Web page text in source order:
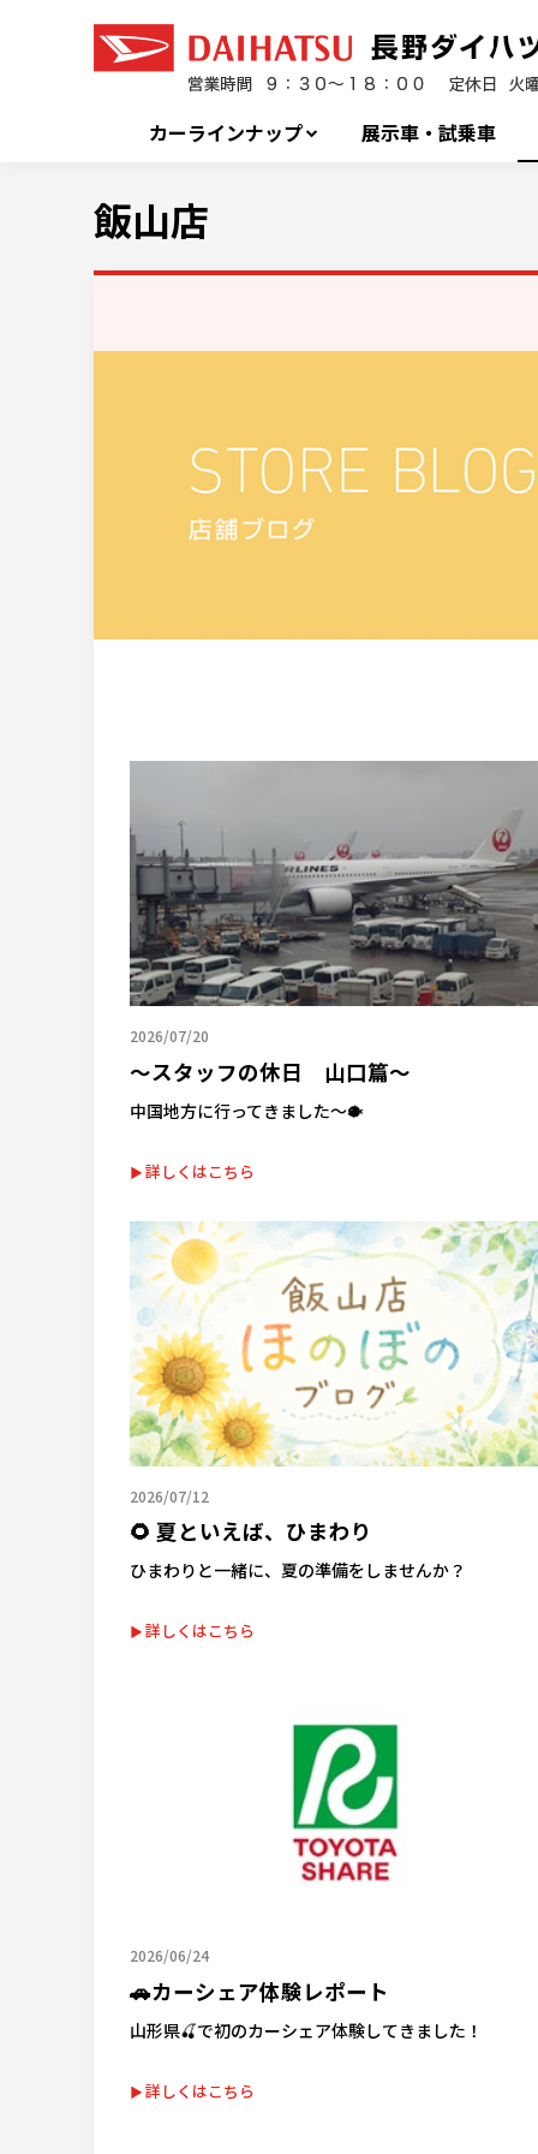
カーラインナップ 展示車・試乗車
飯山店
2026/07/20
～スタッフの休日 山口篇～
中国地方に行ってきました～🐡
詳しくはこちら
2026/07/12
🌻 夏といえば、ひまわり
ひまわりと一緒に、夏の準備をしませんか？
詳しくはこちら
2026/06/24
🚗カーシェア体験レポート
山形県🍒で初のカーシェア体験してきました！
詳しくはこちら